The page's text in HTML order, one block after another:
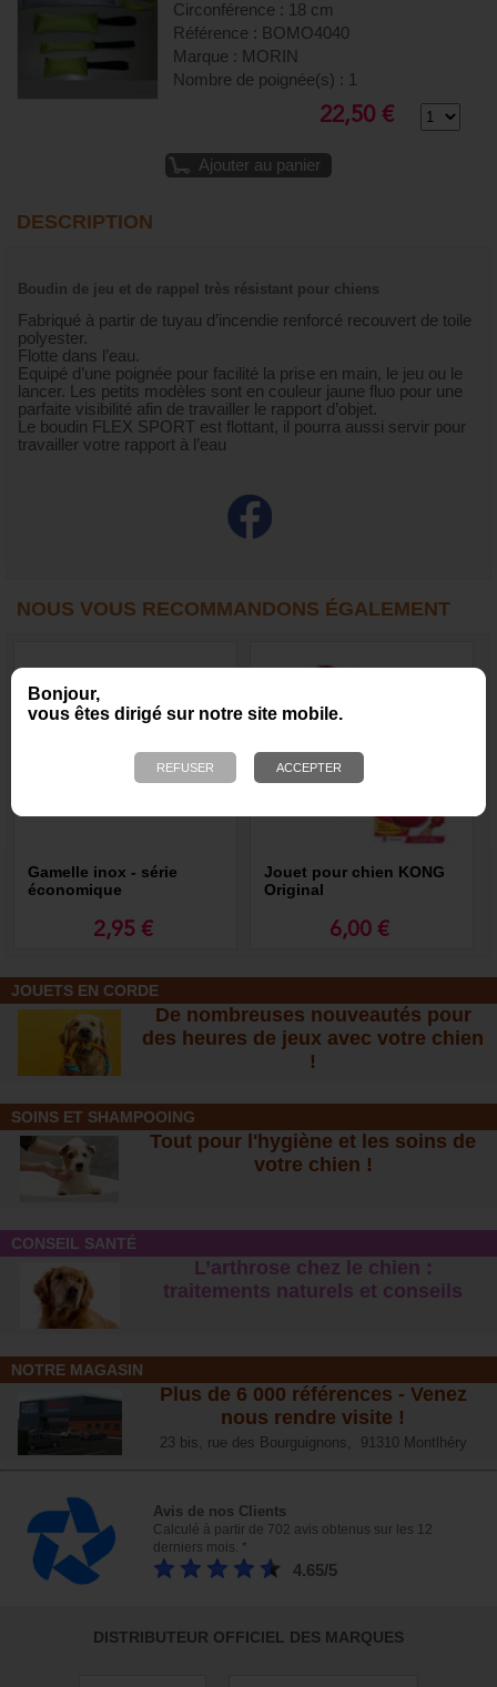
Bonjour,
vous êtes dirigé sur notre site mobile.
Circonférence : 18 cm
Référence : BOMO4040
Marque : MORIN
Nombre de poignée(s) : 1
22,50 €
Ajouter au panier
DESCRIPTION
Boudin de jeu et de rappel très résistant pour chiens
Fabriqué à partir de tuyau d’incendie renforcé recouvert de toile
polyester.
Flotte dans l’eau.
Equipé d’une poignée pour facilité la prise en main, le jeu ou le
lancer. Les petits modèles sont en couleur jaune fluo pour une
parfaite visibilité afin de travailler le rapport d’objet.
Le boudin FLEX SPORT est flottant, il pourra aussi servir pour
travailler votre rapport à l’eau
NOUS VOUS RECOMMANDONS ÉGALEMENT
Gamelle inox - série
économique
2,95 €
Jouet pour chien KONG
Original
6,00 €
JOUETS EN CORDE
De nombreuses nouveautés pour
des heures de jeux avec votre chien
!
SOINS ET SHAMPOOING
Tout pour l'hygiène et les soins de
votre chien !
CONSEIL SANTÉ
L’arthrose chez le chien :
traitements naturels et conseil s
NOTRE MAGASIN
Plus de 6 000 références - Venez
nous rendre visite !
23 bis, rue des Bourguignons, 91310 Montlhéry
Avis de nos Clients
Calculé à partir de 702 avis obtenus sur les 12
derniers mois. *
4.65/5
DISTRIBUTEUR OFFICIEL DES MARQUES